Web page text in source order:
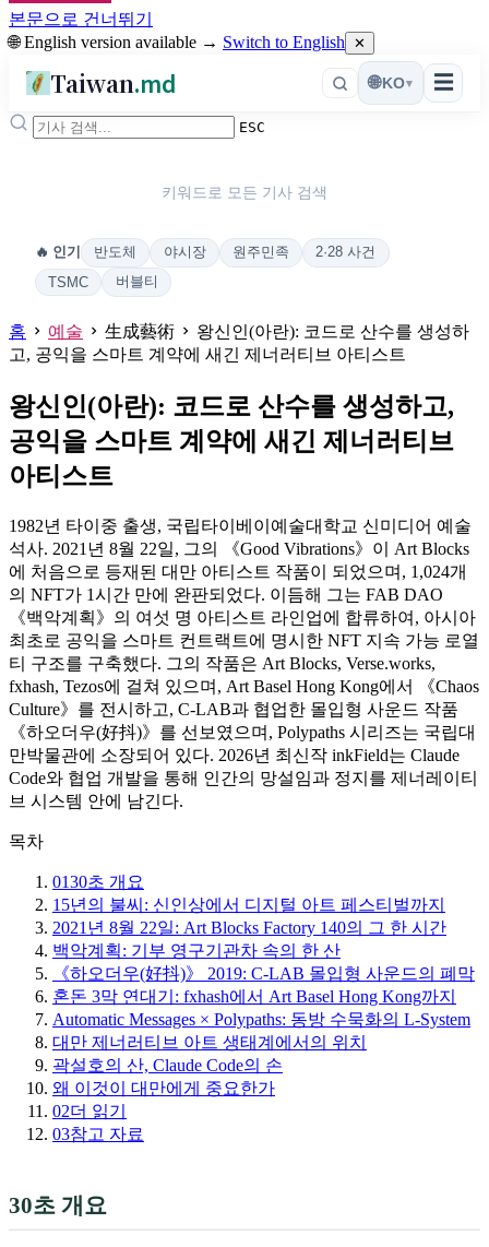
본문으로 건너뛰기
🌐 English version available → Switch to English ✕
Taiwan.md ☰
🌐KO▾
ESC
키워드로 모든 기사 검색
🔥 인기 반도체 야시장 원주민족
2·28 사건
TSMC
버블티
홈 예술 生成藝術
왕신인(아란): 코드로 산수를 생성하
고, 공익을 스마트 계약에 새긴 제너러티브 아티스트
왕신인(아란): 코드로 산수를 생성하고,
공익을 스마트 계약에 새긴 제너러티브
아티스트
1982년 타이중 출생, 국립타이베이예술대학교 신미디어 예술
석사. 2021년 8월 22일, 그의 《Good Vibrations》이 Art Blocks
에 처음으로 등재된 대만 아티스트 작품이 되었으며, 1,024개
의 NFT가 1시간 만에 완판되었다. 이듬해 그는 FAB DAO
《백악계획》의 여섯 명 아티스트 라인업에 합류하여, 아시아
최초로 공익을 스마트 컨트랙트에 명시한 NFT 지속 가능 로열
티 구조를 구축했다. 그의 작품은 Art Blocks, Verse.works,
fxhash, Tezos에 걸쳐 있으며, Art Basel Hong Kong에서 《Chaos
Culture》를 전시하고, C-LAB과 협업한 몰입형 사운드 작품
《하오더우(好抖)》를 선보였으며, Polypaths 시리즈는 국립대
만박물관에 소장되어 있다. 2026년 최신작 inkField는 Claude
Code와 협업 개발을 통해 인간의 망설임과 정지를 제너레이티
브 시스템 안에 남긴다.
목차
0130초 개요
15년의 불씨: 신인상에서 디지털 아트 페스티벌까지
2021년 8월 22일: Art Blocks Factory 140의 그 한 시간
백악계획: 기부 영구기관차 속의 한 산
《하오더우(好抖)》 2019: C-LAB 몰입형 사운드의 폐막
혼돈 3막 연대기: fxhash에서 Art Basel Hong Kong까지
Automatic Messages × Polypaths: 동방 수묵화의 L-System
대만 제너러티브 아트 생태계에서의 위치
곽설호의 산, Claude Code의 손
왜 이것이 대만에게 중요한가
02더 읽기
03참고 자료
30초 개요